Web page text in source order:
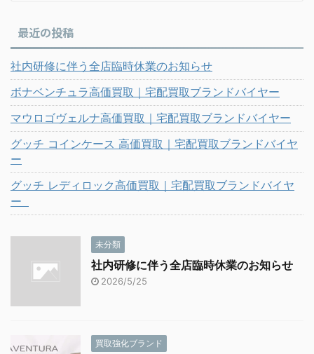
最近の投稿
社内研修に伴う全店臨時休業のお知らせ
ボナベンチュラ高価買取｜宅配買取ブランドバイヤー
マウロゴヴェルナ高価買取｜宅配買取ブランドバイヤー
グッチ コインケース 高価買取｜宅配買取ブランドバイヤ
ー
グッチ レディロック高価買取｜宅配買取ブランドバイヤ
ー
未分類
社内研修に伴う全店臨時休業のお知らせ
2026/5/25
買取強化ブランド